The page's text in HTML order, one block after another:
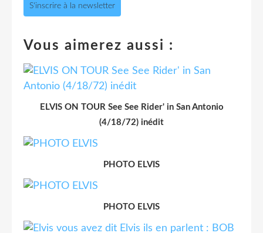
S'inscrire à la newsletter
Vous aimerez aussi :
ELVIS ON TOUR See See Rider' in San Antonio
(4/18/72) inédit
PHOTO ELVIS
PHOTO ELVIS